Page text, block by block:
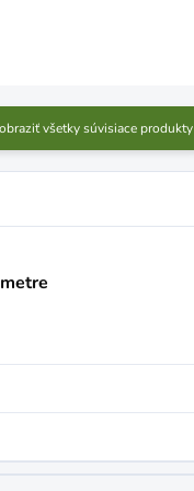
všetky súvisiace produkty